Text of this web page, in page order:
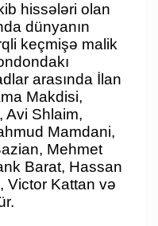
hissələri olan
dünyanın
keçmişə malik
arasında İlan
Makdisi,
Avi Shlaim,
Mamdani,
Mehmet
Barat, Hassan
Victor Kattan və